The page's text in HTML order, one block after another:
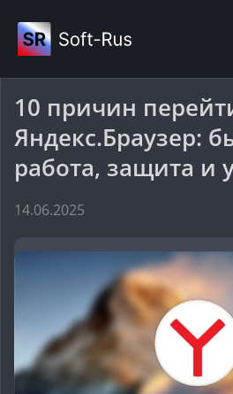
10 причин перейти на
Яндекс.Браузер:
работа, защита и
14.06.2025